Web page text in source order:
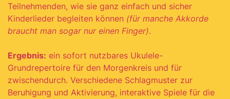
Teilnehmenden, wie sie ganz einfach und sicher
Kinderlieder begleiten können (für manche Akkorde
braucht man sogar nur einen Finger).
Ergebnis: ein sofort nutzbares Ukulele-
Grundrepertoire für den Morgenkreis und für
zwischendurch. Verschiedene Schlagmuster zur
Beruhigung und Aktivierung, interaktive Spiele für die